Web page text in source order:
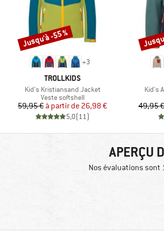
+3
MARQUE
TROLLKIDS
Article
Kid's Kristiansand Jacket
Product group
Veste softshell
Prix
59,95 € Prix réduit
à partir de 26,98 €
5,0(11)
Remise
Jusqu'à -55 %
Article
Kid's
49,95 €
Remise
APERÇU
Nos évaluations sont